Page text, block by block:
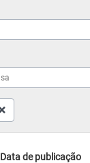
Data de publicação